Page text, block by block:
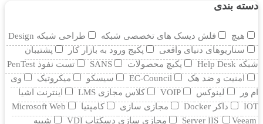
دسته بندی
هیچ فلش دیسک های تخصصی شبکه
طراحی شبکه Design
سناریوهای دنیای واقعی
پکیج ورود به بازار کار
پشتیبان
شبکه Help Desk
پکیچ محصولات SANS
تست نفوذ PenTest
امنیت و ضد هک
EC-Council سیسکو میکروتیک
وی
ام ور
لینوکس VOIP کلاس مجازی LMS
اینترنت اشیا
IOT
داکر Docker مجازی سازی کامپتیا
Microsoft Web
Server IIS
Veeam مجازی سازی دسکتاپ VDI
شبیه